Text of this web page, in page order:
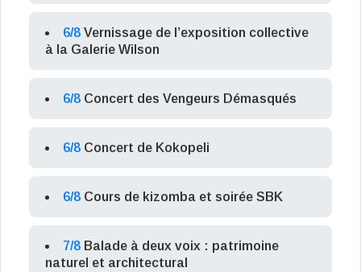
6/8 Vernissage de l’exposition collective
à la Galerie Wilson
6/8 Concert des Vengeurs Démasqués
6/8 Concert de Kokopeli
6/8 Cours de kizomba et soirée SBK
7/8 Balade à deux voix : patrimoine
naturel et architectural